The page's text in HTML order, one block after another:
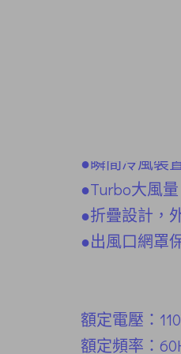
●瞬間冷風裝
●Turbo大風
●折疊設計，
●出風口網罩
額定電壓：
額定頻率：